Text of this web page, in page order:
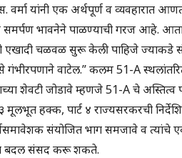
यांनी एक अर्थपूर्ण व व्यवहारात
भावनेने पाळण्याची गरज आहे.
चळवळ सुरू केली पाहिजे ज्याकडे
गंभीरपणाने वाटेल.” कलम 51-A
शेवटी जोडावे म्हणजे 51-A चे
हक्क, पार्ट ४ राज्यसरकरची
संयोजित भाग समजावे व त्यांचे
बदल संसद करू शकते.